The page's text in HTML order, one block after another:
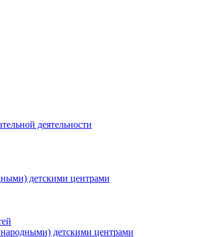
деятельности
детскими центрами
детскими центрами